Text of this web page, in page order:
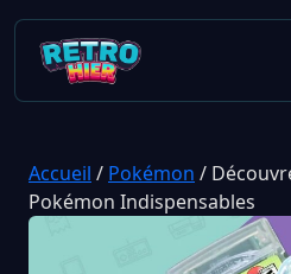
Accueil / Pokémon /
Pokémon Indispensables